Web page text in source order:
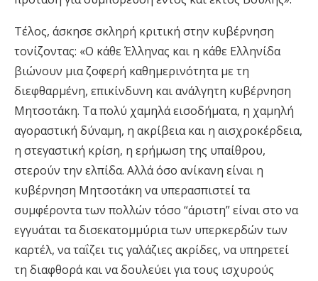
Τέλος, άσκησε σκληρή κριτική στην κυβέρνηση
τονίζοντας: «Ο κάθε Έλληνας και η κάθε Ελληνίδα
βιώνουν μια ζοφερή καθημερινότητα με τη
διεφθαρμένη, επικίνδυνη και ανάλγητη κυβέρνηση
Μητσοτάκη. Τα πολύ χαμηλά εισοδήματα, η χαμηλή
αγοραστική δύναμη, η ακρίβεια και η αισχροκέρδεια,
η στεγαστική κρίση, η ερήμωση της υπαίθρου,
στερούν την ελπίδα. Αλλά όσο ανίκανη είναι η
κυβέρνηση Μητσοτάκη να υπερασπιστεί τα
συμφέροντα των πολλών τόσο “άριστη” είναι στο να
εγγυάται τα δισεκατομμύρια των υπερκερδών των
καρτέλ, να ταΐζει τις γαλάζιες ακρίδες, να υπηρετεί
τη διαφθορά και να δουλεύει για τους ισχυρούς